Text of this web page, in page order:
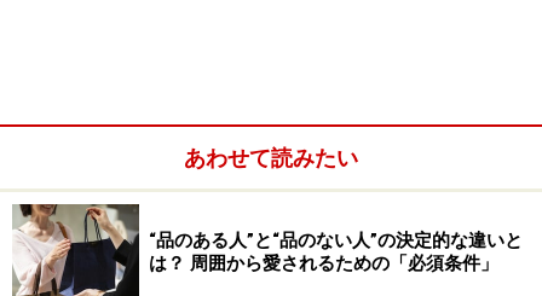
あわせて読みたい
“品のある人”と“品のない人”の決定的な違いと
は？ 周囲から愛されるための「必須条件」